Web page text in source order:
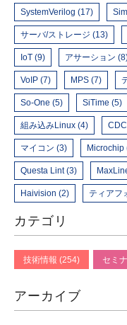
SystemVerilog (17)
サーバ/ストレージ (13)
IoT (9) アサーション
VoIP (7) MPS (7)
So-One (5) SiTime (5)
組み込みLinux (4)
マイコン (3) Microchip
Questa Lint (3)
Haivision (2) ティアフ
カテゴリ
技術情報 (254) セミ
アーカイブ